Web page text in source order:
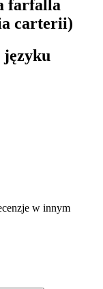
farfalla
carterii)
języku
w innym